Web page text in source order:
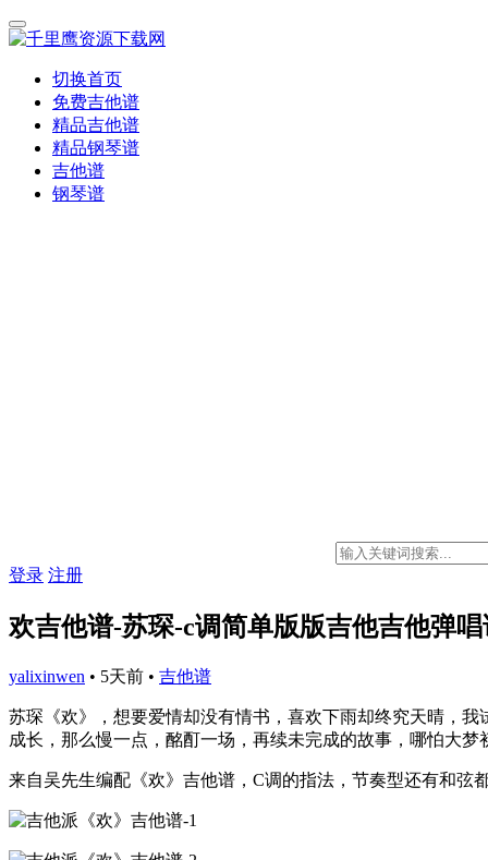
切换首页
免费吉他谱
精品吉他谱
精品钢琴谱
吉他谱
钢琴谱
登录 注册
欢吉他谱-苏琛-c调简单版版吉他吉他弹唱
yalixinwen • 5天前 • 吉他谱
苏琛《欢》，想要爱情却没有情书，喜欢下雨却终究天晴，
成长，那么慢一点，酩酊一场，再续未完成的故事，哪怕大梦
来自吴先生编配《欢》吉他谱，C调的指法，节奏型还有和弦